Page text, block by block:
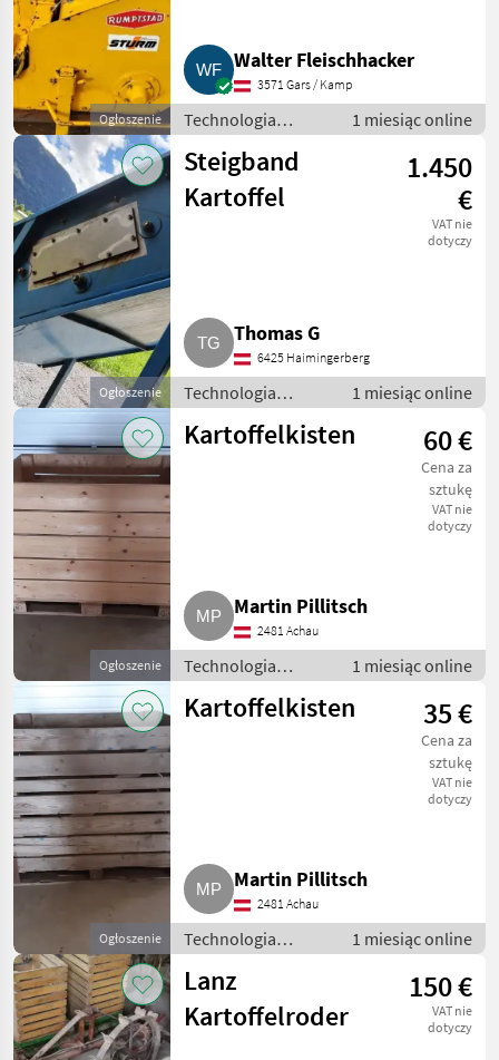
Ogłoszenie
Walter Fleischhacker
3571 Gars / Kamp
Technologia
ziemniaczana /
Inne rozwiązania
technologiczne dla
ziemniaków
1 miesiąc online
Ogłoszenie
Steigband
Kartoffel
1.450
€
VAT nie
dotyczy
Thomas G
6425 Haimingerberg
Technologia
ziemniaczana /
Inne rozwiązania
1 miesiąc online
Ogłoszenie
Kartoffelkisten 60 €
Cena za
sztukę
VAT nie
dotyczy
Martin Pillitsch
2481 Achau
Technologia
ziemniaczana /
Inne rozwiązania
1 miesiąc online
Ogłoszenie
Kartoffelkisten 35 €
Cena za
sztukę
VAT nie
dotyczy
Martin Pillitsch
2481 Achau
Technologia
ziemniaczana /
Inne rozwiązania
technologiczne dla
ziemniaków
1 miesiąc online
Lanz
Kartoffelroder
150 €
VAT nie
dotyczy